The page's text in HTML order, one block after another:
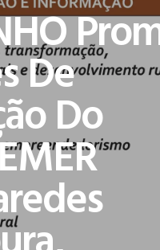
De
Do